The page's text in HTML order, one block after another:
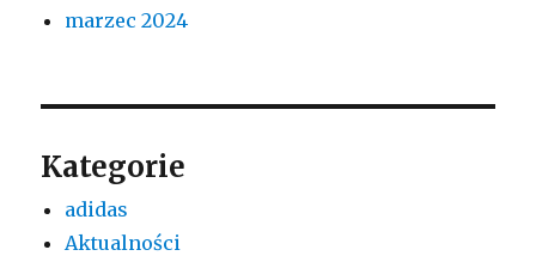
marzec 2024
Kategorie
adidas
Aktualności